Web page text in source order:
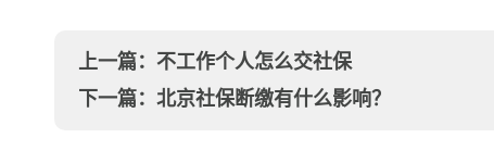
上一篇： 不工作个人怎么交社保
下一篇： 北京社保断缴有什么影响？